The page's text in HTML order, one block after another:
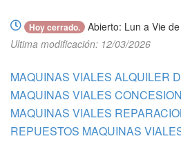
Hoy cerrado.
Abierto: Lun a Vie
Ultima modificación: 12/03/2026
MAQUINAS VIALES ALQUILER
MAQUINAS VIALES
MAQUINAS VIALES
REPUESTOS MAQUINAS